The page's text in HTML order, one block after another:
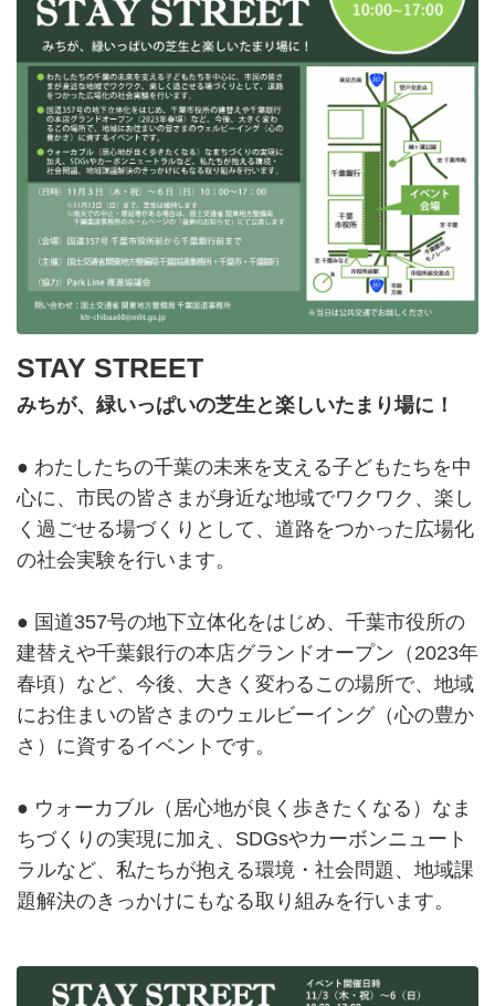
STAY STREET
みちが、緑いっぱいの芝生と楽しいたまり場に！
● わたしたちの千葉の未来を支える子どもたちを中
心に、市民の皆さまが身近な地域でワクワク、楽し
く過ごせる場づくりとして、道路をつかった広場化
の社会実験を行います。
● 国道357号の地下立体化をはじめ、千葉市役所の
建替えや千葉銀行の本店グランドオープン（2023年
春頃）など、今後、大きく変わるこの場所で、地域
にお住まいの皆さまのウェルビーイング（心の豊か
さ）に資するイベントです。
● ウォーカブル（居心地が良く歩きたくなる）なま
ちづくりの実現に加え、SDGsやカーボンニュート
ラルなど、私たちが抱える環境・社会問題、地域課
題解決のきっかけにもなる取り組みを行います。